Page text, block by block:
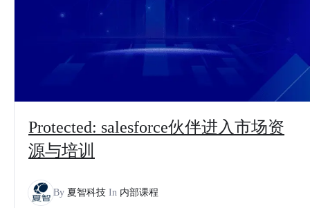
Protected: salesforce伙伴进入市场资
源与培训
By 夏智科技 In 内部课程